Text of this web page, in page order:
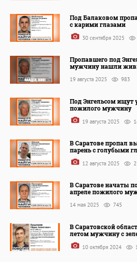
Под Балаковом
с карими глазами
30 сентября 2025
Пропавшего под
мужчину нашли
19 августа 2025 983
Под Энгельсом ищут
пожилого мужчину
19 августа 2025
В Саратове пропал
парень с голубыми
12 августа 2025
В Саратове начаты
апреле пожилого
14 мая 2025 745
В Саратовской
летом мужчину с
10 октября 2024